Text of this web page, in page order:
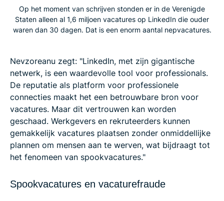
Op het moment van schrijven stonden er in de Verenigde
Staten alleen al 1,6 miljoen vacatures op LinkedIn die ouder
waren dan 30 dagen. Dat is een enorm aantal nepvacatures.
Nevzoreanu zegt: "LinkedIn, met zijn gigantische
netwerk, is een waardevolle tool voor professionals.
De reputatie als platform voor professionele
connecties maakt het een betrouwbare bron voor
vacatures. Maar dit vertrouwen kan worden
geschaad. Werkgevers en rekruteerders kunnen
gemakkelijk vacatures plaatsen zonder onmiddellijke
plannen om mensen aan te werven, wat bijdraagt tot
het fenomeen van spookvacatures."
Spookvacatures en vacaturefraude